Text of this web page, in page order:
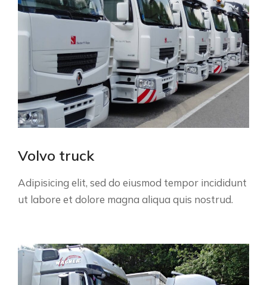
Volvo truck
Adipisicing elit, sed do eiusmod tempor incididunt
ut labore et dolore magna aliqua quis nostrud.